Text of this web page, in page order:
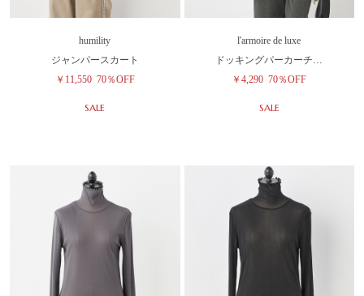
humility
ジャンパースカート
￥11,550 70％OFF
SALE
l'armoire de luxe
ドッキングパーカーチ…
￥4,290 70％OFF
SALE